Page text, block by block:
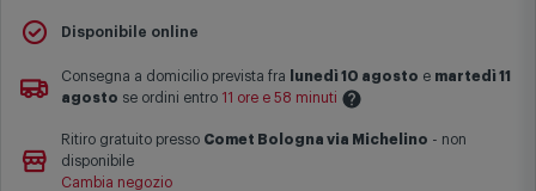
Disponibile online
Consegna a domicilio prevista fra lunedì 10 agosto e martedì 11
agosto se ordini entro 11 ore e 58 minuti
Le date previste per la consegna sono una stima approssimativa
basata sulle statistiche di consegna in possesso di Comet.
Ritiro gratuito presso Comet Bologna via Michelino - non
disponibile
Cambia negozio